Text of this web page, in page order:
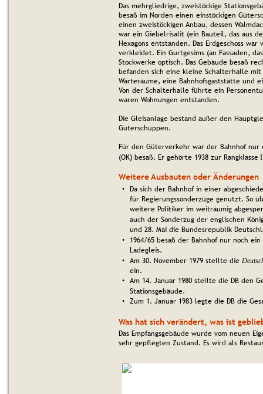
Das mehrgliedrige, zweistöckige
besaß im Norden einen einstöckigen
einen zweistöckigen Anbau, dessen
war ein Giebelrisalit (ein Bauteil, das aus
Hexagons entstanden. Das Erdgeschoss
verkleidet. Ein Gurtgesims (an Fassaden,
Stockwerke optisch. Das Gebäude besaß
befanden sich eine kleine Schalterhalle
Warteräume, eine Bahnhofsgaststätte
Von der Schalterhalle führte ein
waren Wohnungen entstanden.
Die Gleisanlage bestand außer den
Güterschuppen.
Für den Güterverkehr war der Bahnhof
(OK) besaß. Er gehörte 1938 zur Rangklasse
Weitere Ausbauten oder Änderungen
•
Da sich der Bahnhof in einer
für Regierungssonderzüge genutzt. So
weitere Politiker im weiträumig
auch der Sonderzug der englischen
und 28. Mai die Bundesrepublik
•
1964/65 besaß der Bahnhof nur noch
Ladegleis.
• Am 30. November 1979 stellte die
ein.
•
Am 14. Januar 1980 stellte die DB den
Stationsgebäude.
•
Zum 1. Januar 1983 legte die DB die
Was hat sich verändert, was ist
Das Empfangsgebäude wurde vom neuen
sehr gepflegten Zustand. Es wird als